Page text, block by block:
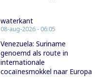
waterkant
08-aug-2026 - 06:05
Venezuela: Suriname
genoemd als route in
internationale
cocaïnesmokkel naar Europa